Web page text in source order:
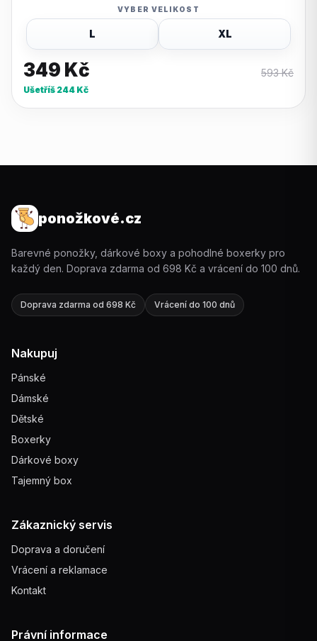
VYBER VELIKOST
L XL
349 Kč 593Kč
Ušetříš 244 Kč
ponožkové.cz
Barevné ponožky, dárkové boxy a pohodlné boxerky pro
každý den. Doprava zdarma od 698 Kč a vrácení do 100 dnů.
Doprava zdarma od 698 Kč Vrácení do 100 dnů
Nakupuj
Pánské
Dámské
Dětské
Boxerky
Dárkové boxy
Tajemný box
Zákaznický servis
Doprava a doručení
Vrácení a reklamace
Kontakt
Právní informace